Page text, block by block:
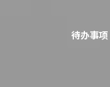
待办事项